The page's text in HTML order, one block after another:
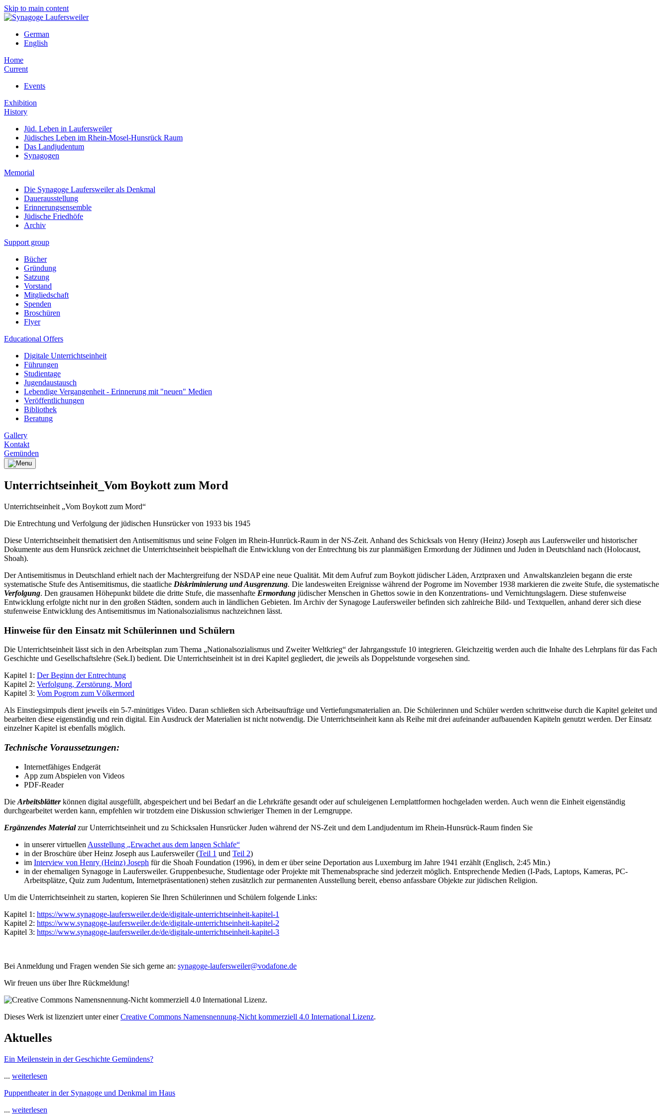
Skip to main content
German
English
Home
Current
Events
Exhibition
History
Jüd. Leben in Laufersweiler
Jüdisches Leben im Rhein-Mosel-Hunsrück Raum
Das Landjudentum
Synagogen
Memorial
Die Synagoge Laufersweiler als Denkmal
Dauerausstellung
Erinnerungsensemble
Jüdische Friedhöfe
Archiv
Support group
Bücher
Gründung
Satzung
Vorstand
Mitgliedschaft
Spenden
Broschüren
Flyer
Educational Offers
Digitale Unterrichtseinheit
Führungen
Studientage
Jugendaustausch
Lebendige Vergangenheit - Erinnerung mit "neuen" Medien
Veröffentlichungen
Bibliothek
Beratung
Gallery
Kontakt
Gemünden
Unterrichtseinheit_Vom Boykott zum Mord
Unterrichtseinheit „Vom Boykott zum Mord“
Die Entrechtung und Verfolgung der jüdischen Hunsrücker von 1933 bis 1945
Diese Unterrichtseinheit thematisiert den Antisemitismus und seine Folgen im Rhein-Hunrück-Raum in der NS-Zeit. Anhand des Schicksals von Henry (Heinz) Joseph aus Laufersweiler und historischer
Dokumente aus dem Hunsrück zeichnet die Unterrichtseinheit beispielhaft die Entwicklung von der Entrechtung bis zur planmäßigen Ermordung der Jüdinnen und Juden in Deutschland nach (Holocaust,
Shoah).
Der Antisemitismus in Deutschland erhielt nach der Machtergreifung der NSDAP eine neue Qualität. Mit dem Aufruf zum Boykott jüdischer Läden, Arztpraxen und Anwaltskanzleien begann die erste
systematische Stufe des Antisemitismus, die staatliche Diskriminierung und Ausgrenzung. Die landesweiten Ereignisse während der Pogrome im November 1938 markieren die zweite Stufe, die systematische
Verfolgung. Den grausamen Höhepunkt bildete die dritte Stufe, die massenhafte Ermordung jüdischer Menschen in Ghettos sowie in den Konzentrations- und Vernichtungslagern. Diese stufenweise
Entwicklung erfolgte nicht nur in den großen Städten, sondern auch in ländlichen Gebieten. Im Archiv der Synagoge Laufersweiler befinden sich zahlreiche Bild- und Textquellen, anhand derer sich diese
stufenweise Entwicklung des Antisemitismus im Nationalsozialismus nachzeichnen lässt.
Hinweise für den Einsatz mit Schülerinnen und Schülern
Die Unterrichtseinheit lässt sich in den Arbeitsplan zum Thema „Nationalsozialismus und Zweiter Weltkrieg“ der Jahrgangsstufe 10 integrieren. Gleichzeitig werden auch die Inhalte des Lehrplans für das Fach
Geschichte und Gesellschaftslehre (Sek.I) bedient. Die Unterrichtseinheit ist in drei Kapitel gegliedert, die jeweils als Doppelstunde vorgesehen sind.
Kapitel 1: Der Beginn der Entrechtung
Kapitel 2: Verfolgung, Zerstörung, Mord
Kapitel 3: Vom Pogrom zum Völkermord
Als Einstiegsimpuls dient jeweils ein 5-7-minütiges Video. Daran schließen sich Arbeitsaufträge und Vertiefungsmaterialien an. Die Schülerinnen und Schüler werden schrittweise durch die Kapitel geleitet und
bearbeiten diese eigenständig und rein digital. Ein Ausdruck der Materialien ist nicht notwendig. Die Unterrichtseinheit kann als Reihe mit drei aufeinander aufbauenden Kapiteln genutzt werden. Der Einsatz
einzelner Kapitel ist ebenfalls möglich.
Technische Voraussetzungen:
Internetfähiges Endgerät
App zum Abspielen von Videos
PDF-Reader
Die Arbeitsblätterkönnen digital ausgefüllt, abgespeichert und bei Bedarf an die Lehrkräfte gesandt oder auf schuleigenen Lernplattformen hochgeladen werden. Auch wenn die Einheit eigenständig
durchgearbeitet werden kann, empfehlen wir trotzdem eine Diskussion schwieriger Themen in der Lerngruppe.
Ergänzendes Materialzur Unterrichtseinheit und zu Schicksalen Hunsrücker Juden während der NS-Zeit und dem Landjudentum im Rhein-Hunsrück-Raum finden Sie
in unserer virtuellen Ausstellung „Erwachet aus dem langen Schlafe“
in der Broschüre über Heinz Joseph aus Laufersweiler (Teil 1 und Teil 2)
im Interview von Henry (Heinz) Joseph für die Shoah Foundation (1996), in dem er über seine Deportation aus Luxemburg im Jahre 1941 erzählt (Englisch, 2:45 Min.)
in der ehemaligen Synagoge in Laufersweiler. Gruppenbesuche, Studientage oder Projekte mit Themenabsprache sind jederzeit möglich. Entsprechende Medien (I-Pads, Laptops, Kameras, PC-
Arbeitsplätze, Quiz zum Judentum, Internetpräsentationen) stehen zusätzlich zur permanenten Ausstellung bereit, ebenso anfassbare Objekte zur jüdischen Religion.
Um die Unterrichtseinheit zu starten, kopieren Sie Ihren Schülerinnen und Schülern folgende Links:
Kapitel 1: https://www.synagoge-laufersweiler.de/de/digitale-unterrichtseinheit-kapitel-1
Kapitel 2: https://www.synagoge-laufersweiler.de/de/digitale-unterrichtseinheit-kapitel-2
Kapitel 3: https://www.synagoge-laufersweiler.de/de/digitale-unterrichtseinheit-kapitel-3
Bei Anmeldung und Fragen wenden Sie sich gerne an: synagoge-laufersweiler@vodafone.de
Wir freuen uns über Ihre Rückmeldung!
Dieses Werk ist lizenziert unter einerCreative Commons Namensnennung-Nicht kommerziell 4.0 International Lizenz.
Aktuelles
Ein Meilenstein in der Geschichte Gemündens?
... weiterlesen
Puppentheater in der Synagoge und Denkmal im Haus
... weiterlesen